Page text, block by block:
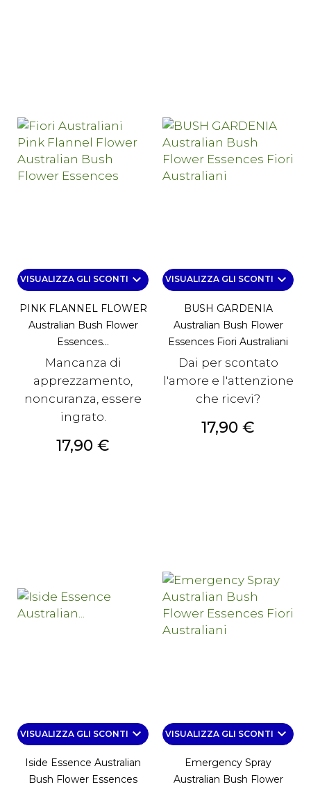
VISUALIZZA GLI SCONTI keyboard_arrow_down
PINK FLANNEL FLOWER
Australian Bush Flower
Essences...
Mancanza di
apprezzamento,
noncuranza, essere
ingrato.
Prezzo
17,90 €
VISUALIZZA GLI SCONTI keyboard_arrow_down
BUSH GARDENIA
Australian Bush Flower
Essences Fiori Australiani
Dai per scontato
l'amore e l'attenzione
che ricevi?
Prezzo
17,90 €
VISUALIZZA GLI SCONTI keyboard_arrow_down
Iside Essence Australian
Bush Flower Essences
VISUALIZZA GLI SCONTI keyboard_arrow_down
Emergency Spray
Australian Bush Flower